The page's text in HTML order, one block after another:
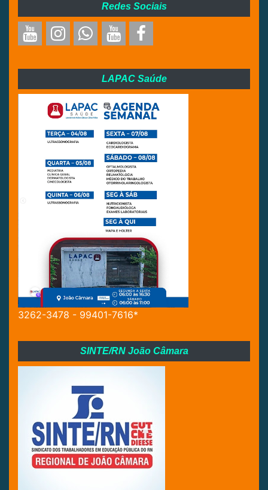
Redes Sociais
LAPAC Saúde
3262-3478 - 99401-7616*
SINTE/RN João Câmara